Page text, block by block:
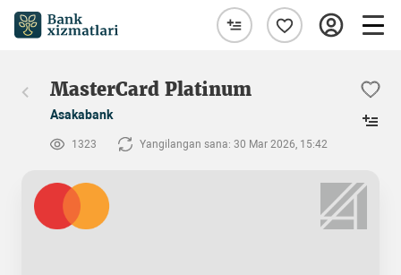
MasterCard Platinum
Asakabank
1323 Yangilangan sana: 30 Mar 2026, 15:42